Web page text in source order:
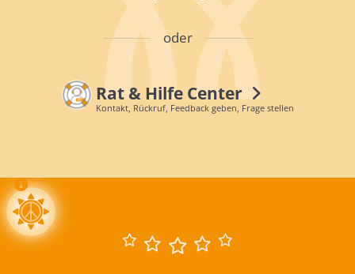
oder
Rat & Hilfe Center
Kontakt, Rückruf, Feedback geben, Frage stellen